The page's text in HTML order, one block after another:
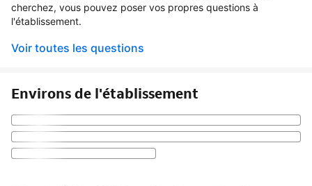
cherchez, vous pouvez poser vos propres questions à
l'établissement.
Voir toutes les questions
Environs de l'établissement